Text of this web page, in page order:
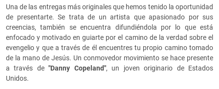
Una de las entregas más originales que hemos tenido la oportunidad
de presentarte. Se trata de un artista que apasionado por sus
creencias, también se encuentra difundiéndola por lo que está
enfocado y motivado en guiarte por el camino de la verdad sobre el
evengelio y que a través de él encuentres tu propio camino tomado
de la mano de Jesús. Un conmovedor movimiento se hace presente
a través de"Danny Copeland", un joven originario de Estados
Unidos.